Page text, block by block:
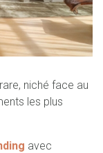
niché face au
les plus
avec